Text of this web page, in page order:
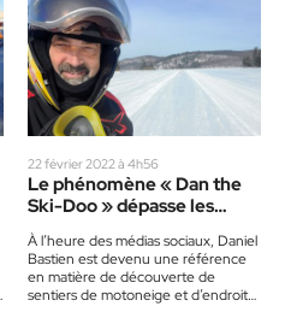
22 février 2022 à 4h56
Le phénomène « Dan the
Ski-Doo » dépasse les
sentiers québécois
À l’heure des médias sociaux, Daniel
Bastien est devenu une référence
en matière de découverte de
sentiers de motoneige et d’endroits